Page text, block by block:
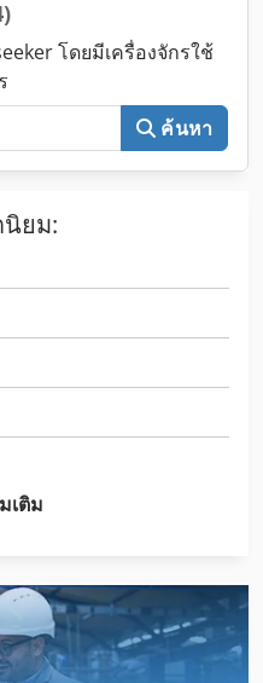
โดยมีเครื่องจักรใช้
ค้นหา
นิยม:
เติม